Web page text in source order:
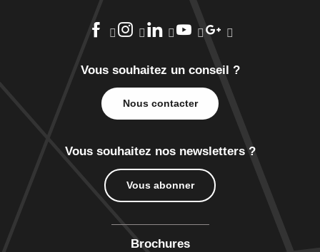
Vous souhaitez un conseil ?
Nous contacter
Vous souhaitez nos newsletters ?
Vous abonner
Brochures